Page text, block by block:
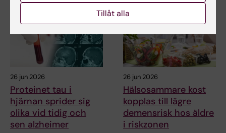
26 jun 2026
Proteinet tau i
hjärnan sprider sig
olika vid tidig och
sen alzheimer
26 jun 2026
Hälsosammare kost
kopplas till lägre
demensrisk hos äldre
i riskzonen
Tillåt alla